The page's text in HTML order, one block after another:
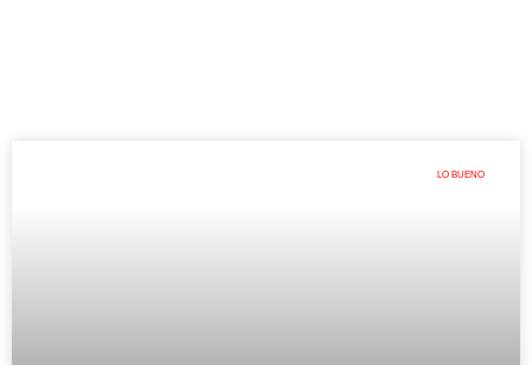
LO BUENO